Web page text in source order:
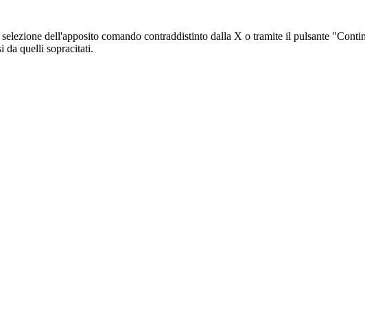
dell'apposito comando contraddistinto dalla X o tramite il pulsante
da quelli sopracitati.